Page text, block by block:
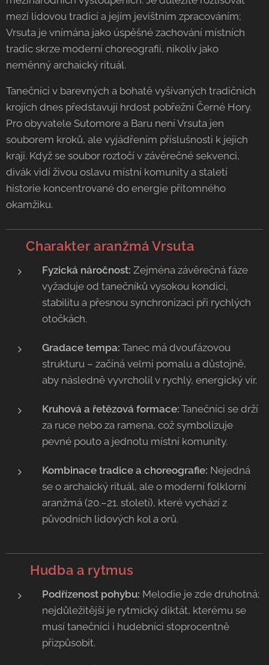
mezi lidovou tradicí a jejím jevištním zpracováním;
Vrsuta je vnímána jako úspěšné zachování místních
tradic skrze moderní choreografii, nikoliv jako
neměnný archaický rituál.
Tanečníci v barevných a bohatě vyšívaných tradičních
krojích dnes představují hrdost pobřežní Černé Hory.
Pro obyvatele Sutomore a Baru není Vrsuta jen
souborem kroků, ale vyjádřením příslušnosti k jejich
kraji. Když se soubor roztočí v závěrečné sekvenci,
divák vidí živou oslavu místní komunity a staletí
historie koncentrované do energie přítomného
okamžiku.
💃 Charakter aranžmá Vrsuta
Fyzická náročnost: Zejména závěrečná fáze
vyžaduje od tanečníků vysokou kondici,
stabilitu a přesnou synchronizaci při rychlých
otočkách.
Gradace tempa: Tanec má dvoufázovou
strukturu – začíná velmi pomalu a důstojně,
aby následně vyvrcholil v rychlý, energický vír.
Kruhová a řetězová formace: Tanečníci se drží
za ruce nebo za ramena, což symbolizuje
pevné pouto a jednotu místní komunity.
Kombinace tradice a choreografie: Nejedná
se o archaický rituál, ale o moderní folklorní
aranžmá (20.–21. století), které vychází z
původních lidových kol a orů.
Hudba a rytmus
Podřízenost pohybu: Melodie je zde druhotná;
nejdůležitější je rytmický diktát, kterému se
musí tanečníci i hudebníci stoprocentně
přizpůsobit.